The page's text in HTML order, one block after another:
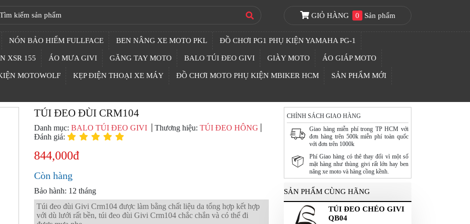
GIỎ HÀNG 0 Sản phẩm
NÓN BẢO HIỂM FULLFACE BEN NÂNG XE MOTO PKL ĐỒ CHƠI PG1 PHỤ KIỆN YAMAHA PG-1
XSR 155 ÁO MƯA GIVI GĂNG TAY MOTO BALO TÚI ĐEO GIVI GIÀY MOTO ÁO GIÁP MOTO
MOTOWOLF KẸP ĐIỆN THOẠI XE MÁY ĐỒ CHƠI MOTO PHỤ KIỆN MBIKER HCM SẢN PHẨM MỚI
TÚI ĐEO ĐÙI CRM104
Danh mục:BALO TÚI ĐEO GIVI Thương hiệu:TÚI ĐEO HÔNG
Đánh giá:
844,000đ
Còn hàng
Bảo hành: 12 tháng
Túi đeo đùi Givi Crm104 được làm bằng chất liệu da tổng hợp kết hợp
với dù lưới rất bền, túi đeo đùi Givi Crm104 chắc chắn và có thể đi
CHÍNH SÁCH GIAO HÀNG
Giao hàng miễn phí trong TP HCM với
đơn hàng trên 500k miễn phí toàn quốc
với đơn trên 1000k
Phí Giao hàng có thê thay đổi vì một số
mặt hàng như thùng givi rất lớn hay ben
nâng xe moto và hàng cồng kềnh.
SẢN PHẨM CÙNG HÃNG
TÚI ĐEO CHÉO GIVI
QB04